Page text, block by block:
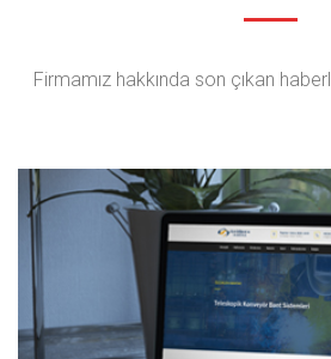
Firmamız hakkında son çıkan